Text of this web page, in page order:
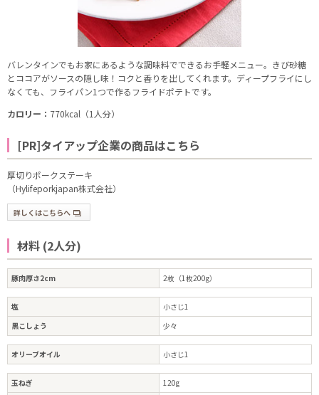
バレンタインでもお家にあるような調味料でできるお手軽メニュー。きび砂糖
とココアがソースの隠し味！コクと香りを出してくれます。ディープフライにし
なくても、フライパン1つで作るフライドポテトです。
カロリー： 770kcal（1人分）
[PR]タイアップ企業の商品はこちら
厚切りポークステーキ
（Hylifeporkjapan株式会社）
詳しくはこちらへ
材料 (2人分)
豚肉厚さ2cm 2枚（1枚200g）
塩
小さじ1
黒こしょう
少々
オリーブオイル 小さじ1
玉ねぎ
120g